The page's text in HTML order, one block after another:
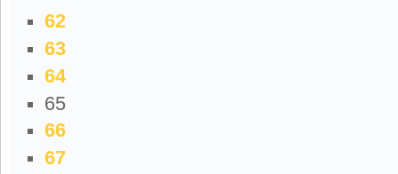
62
63
64
65
66
67